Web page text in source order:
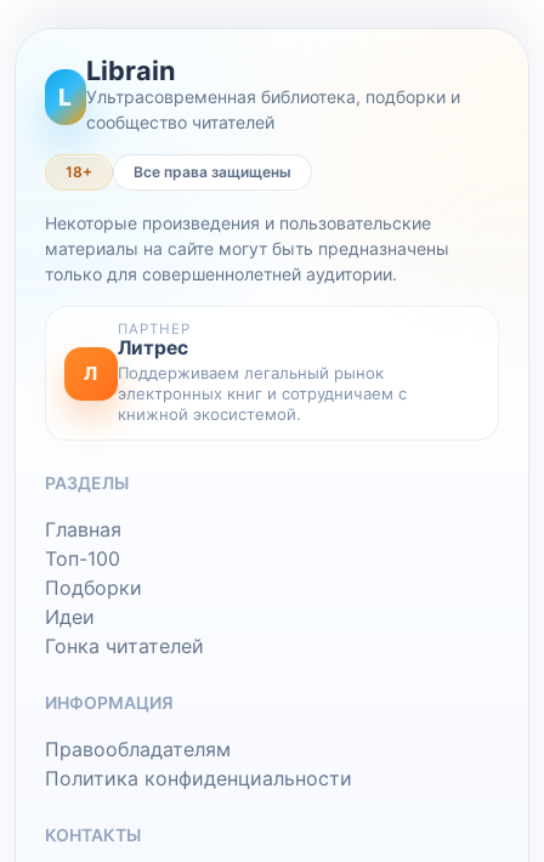
L
Librain
Ультрасовременная библиотека, подборки и
сообщество читателей
18+ Все права защищены
Некоторые произведения и пользовательские
материалы на сайте могут быть предназначены
только для совершеннолетней аудитории.
Л
ПАРТНЕР
Литрес
Поддерживаем легальный рынок
электронных книг и сотрудничаем с
книжной экосистемой.
РАЗДЕЛЫ
Главная
Топ-100
Подборки
Идеи
Гонка читателей
ИНФОРМАЦИЯ
Правообладателям
Политика конфиденциальности
КОНТАКТЫ